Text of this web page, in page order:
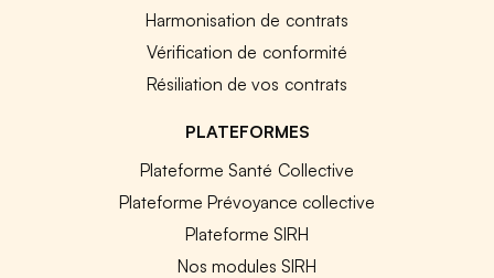
Harmonisation de contrats
Vérification de conformité
Résiliation de vos contrats
PLATEFORMES
Plateforme Santé Collective
Plateforme Prévoyance collective
Plateforme SIRH
Nos modules SIRH